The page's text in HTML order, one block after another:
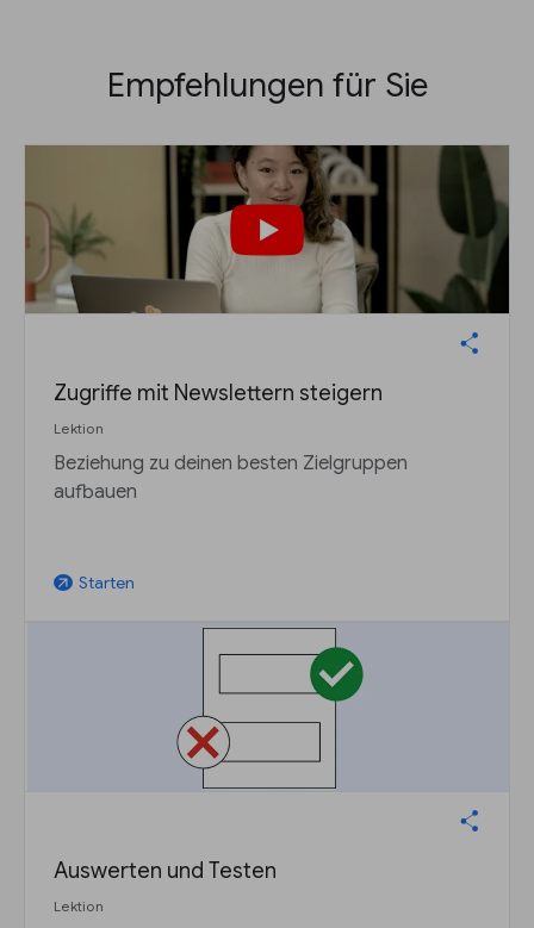
Empfehlungen für Sie
Zugriffe mit Newslettern steigern
Lektion
Beziehung zu deinen besten Zielgruppen
aufbauen
arrow_outward Starten
Auswerten und Testen
Lektion